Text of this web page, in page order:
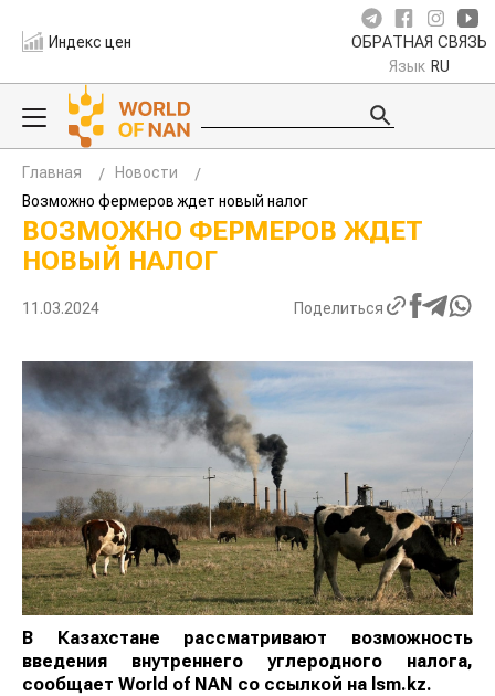
Индекс цен ОБРАТНАЯ СВЯЗЬ
Язык RU
Главная
Новости
Возможно фермеров ждет новый налог
ВОЗМОЖНО ФЕРМЕРОВ ЖДЕТ
НОВЫЙ НАЛОГ
11.03.2024 Поделиться
В Казахстане рассматривают возможность
введения внутреннего углеродного налога,
сообщает World of NAN со ссылкой на lsm.kz.